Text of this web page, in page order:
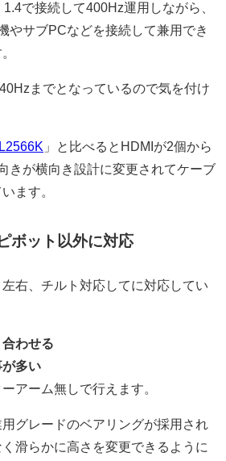
で接続して400Hz運用しながら、
やサブPCなどを接続して兼用でき
までとなっているので気を付け
」と比べるとHDMIが2個から
きが横向き設計に変更されてケーブ
ます。
ボット以外に対応
右、チルト対応してに対応してい
わせる
多い
アーム無しで行えます。
グレードのベアリングが採用され
滑らかに高さを変更できるように